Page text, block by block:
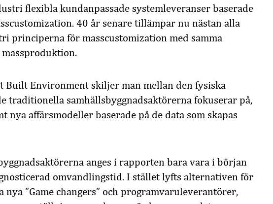
flexibla kundanpassade systemleveranser baserade
40 år senare tillämpar nu nästan alla
principerna för masscustomization med samma
Built Environment skiljer man mellan den fysiska
traditionella samhällsbyggnadsaktörerna fokuserar på,
nya affärsmodeller baserade på de data som skapas
anges i rapporten bara vara i början
omvandlingstid. I stället lyfts alternativen för
”Game changers” och programvaruleverantörer,